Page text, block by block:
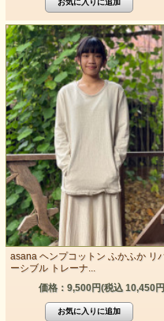
asana ヘンプコットン ふかふか リ
ーシブル トレーナ...
価格：9,500円(税込 10,450